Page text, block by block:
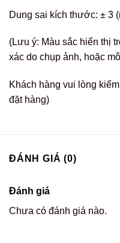
Dung sai kích thước: ± 3
(Lưu ý: Màu sắc hiển thị
xác do chụp ảnh, hoặc
Khách hàng vui lòng
đặt hàng)
ĐÁNH GIÁ (0)
Đánh giá
Chưa có đánh giá nào.